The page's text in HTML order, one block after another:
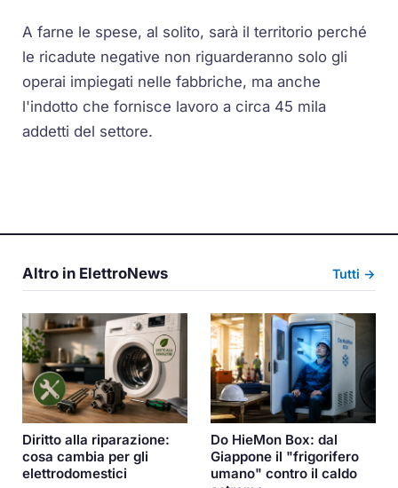
A farne le spese, al solito, sarà il territorio perché
le ricadute negative non riguarderanno solo gli
operai impiegati nelle fabbriche, ma anche
l'indotto che fornisce lavoro a circa 45 mila
addetti del settore.
Altro in ElettroNews Tutti →
Diritto alla riparazione:
cosa cambia per gli
elettrodomestici
Do HieMon Box: dal
Giappone il "frigorifero
umano" contro il caldo